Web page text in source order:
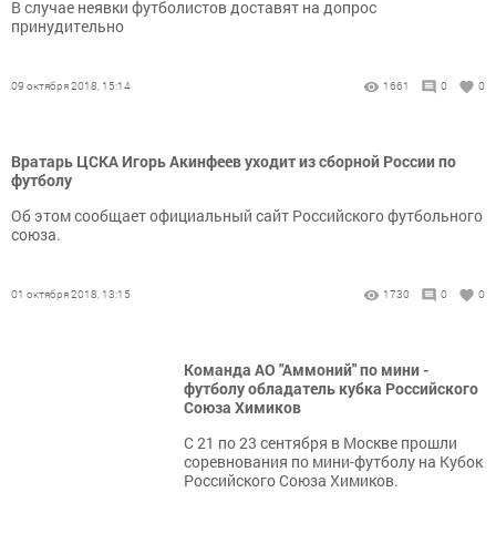
В случае неявки футболистов доставят на допрос
принудительно
09 октября 2018, 15:14 1661 0 0
Вратарь ЦСКА Игорь Акинфеев уходит из сборной России по
футболу
Об этом сообщает официальный сайт Российского футбольного
союза.
01 октября 2018, 13:15 1730 0 0
Команда АО "Аммоний" по мини -
футболу обладатель кубка Российского
Союза Химиков
С 21 по 23 сентября в Москве прошли
соревнования по мини-футболу на Кубок
Российского Союза Химиков.